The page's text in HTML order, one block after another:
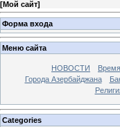
[Мой сайт]
Форма входа
Меню сайта
НОВОСТИ
Города Азербайджана
Categories